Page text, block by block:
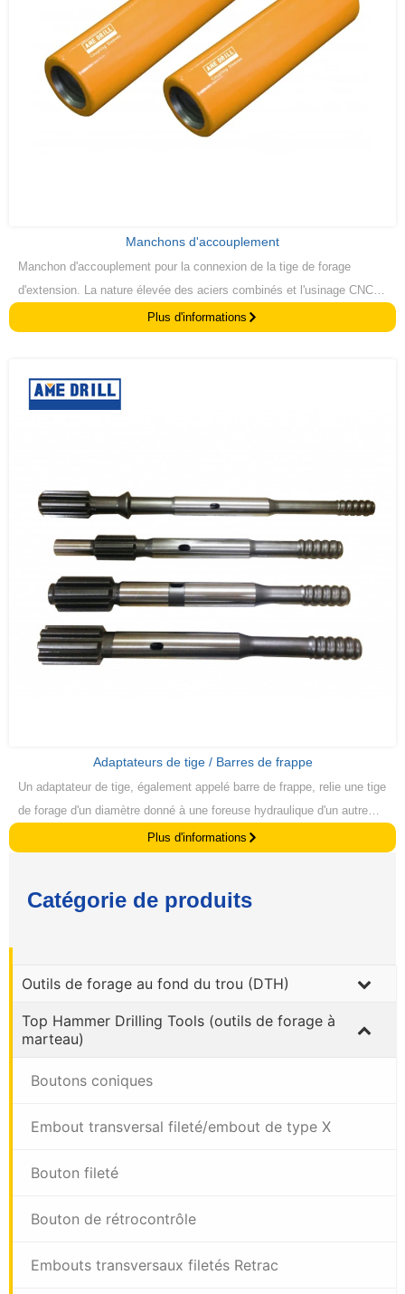
Catégorie de produits
Outils de forage au fond du trou (DTH)
Top Hammer Drilling Tools (outils de forage à
marteau)
Boutons coniques
Embout transversal fileté/embout de type X
Bouton fileté
Bouton de rétrocontrôle
Embouts transversaux filetés Retrac
Manchons d'accouplement
Manchon d'accouplement pour la connexion de la tige de forage
d'extension. La nature élevée des aciers combinés et l'usinage CNC
garantissent un contrôle de qualité solide et prévisible des manchons
d'accouplement. Lors de l'utilisation de foreuses de roche avec des
nécessaire pour relier le connecteur à la perche, garantissant le
contact de la fermeture pour une transmission efficace de la
Plus d'informations
Adaptateurs de tige / Barres de frappe
Un adaptateur de tige, également appelé barre de frappe, relie une tige
de forage d'un diamètre donné à une foreuse hydraulique d'un autre
diamètre, transmettant le couple de rotation, la force d'alimentation,
l'énergie d'impact et le fluide de rinçage au train de tiges. Nos
sélectionnés et soumis à un traitement thermique par cémentation, ce
Plus d'informations